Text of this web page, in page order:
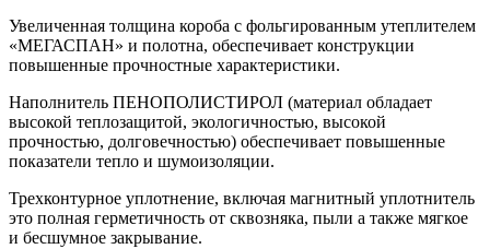
Увеличенная толщина короба с фольгированным утеплителем
«МЕГАСПАН» и полотна, обеспечивает конструкции
повышенные прочностные характеристики.
Наполнитель ПЕНОПОЛИСТИРОЛ (материал обладает
высокой теплозащитой, экологичностью, высокой
прочностью, долговечностью) обеспечивает повышенные
показатели тепло и шумоизоляции.
Трехконтурное уплотнение, включая магнитный уплотнитель
это полная герметичность от сквозняка, пыли а также мягкое
и бесшумное закрывание.